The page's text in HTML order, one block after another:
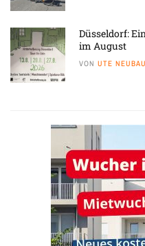
Düsseldorf:
im August
VON UTE